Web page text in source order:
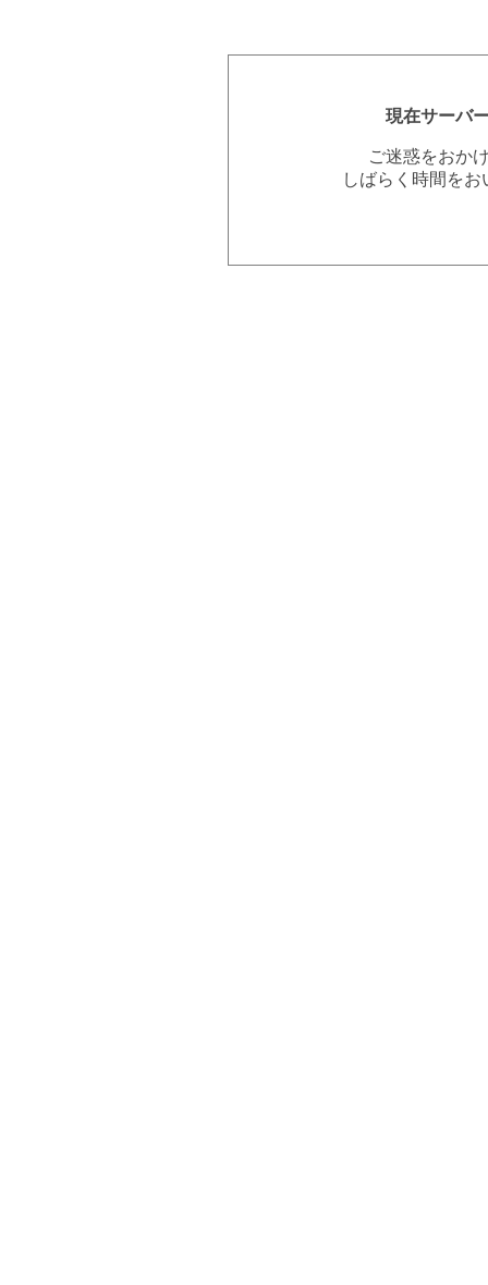
現在サーバ
ご迷惑をおか
しばらく時間を